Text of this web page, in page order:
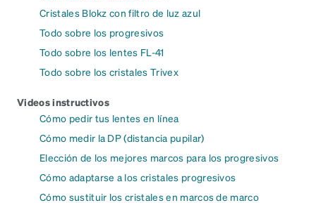
Cristales Blokz con filtro de luz azul
Todo sobre los progresivos
Todo sobre los lentes FL-41
Todo sobre los cristales Trivex
Videos instructivos
Cómo pedir tus lentes en línea
Cómo medir la DP (distancia pupilar)
Elección de los mejores marcos para los progresivos
Cómo adaptarse a los cristales progresivos
Cómo sustituir los cristales en marcos de marco